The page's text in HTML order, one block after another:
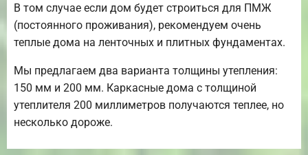
В том случае если дом будет строиться для ПМЖ
(постоянного проживания), рекомендуем очень
теплые дома на ленточных и плитных фундаментах.
Мы предлагаем два варианта толщины утепления:
150 мм и 200 мм. Каркасные дома с толщиной
утеплителя 200 миллиметров получаются теплее, но
несколько дороже.